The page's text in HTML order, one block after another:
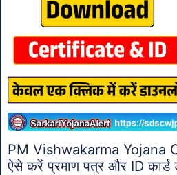
PM Vishwakarma Yojana
ऐसे करें प्रमाण पत्र और ID